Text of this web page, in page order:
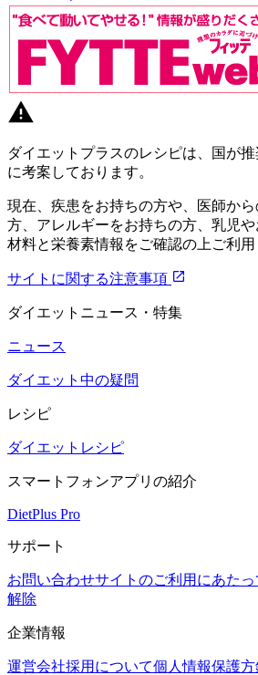
ダイエットプラスのレシピは、国が
に考案しております。
現在、疾患をお持ちの方や、医師か
方、アレルギーをお持ちの方、乳児や
材料と栄養素情報をご確認の上ご利用
サイトに関する注意事項
ダイエットニュース・特集
ニュース
ダイエット中の疑問
レシピ
ダイエットレシピ
スマートフォンアプリの紹介
DietPlus Pro
サポート
お問い合わせサイトのご利用にあたっ
解除
企業情報
運営会社採用について個人情報保護方